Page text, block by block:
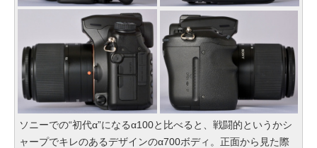
ソニーでの“初代α”になるα100と比べると、戦闘的というかシ
ャープでキレのあるデザインのα700ボディ。正面から見た際